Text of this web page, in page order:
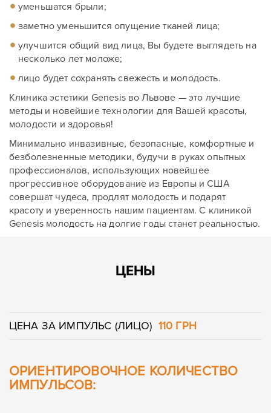
уменьшатся брыли;
заметно уменьшится опущение тканей лица;
улучшится общий вид лица, Вы будете выглядеть на
несколько лет моложе;
лицо будет сохранять свежесть и молодость.
Клиника эстетики Genesis во Львове — это лучшие
методы и новейшие технологии для Вашей красоты,
молодости и здоровья!
Минимально инвазивные, безопасные, комфортные и
безболезненные методики, будучи в руках опытных
профессионалов, использующих новейшее
прогрессивное оборудование из Европы и США
совершат чудеса, продлят молодость и подарят
красоту и уверенность нашим пациентам. С клиникой
Genesis молодость на долгие годы станет реальностью.
ЦЕНЫ
ЦЕНА ЗА ИМПУЛЬС (ЛИЦО) 110 ГРН
ОРИЕНТИРОВОЧНОЕ КОЛИЧЕСТВО
ИМПУЛЬСОВ: